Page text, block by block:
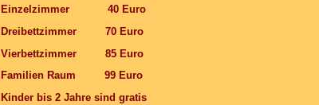
Einzelzimmer 40 Euro
Dreibettzimmer 70 Euro
Vierbettzimmer 85 Euro
Familien Raum 99 Euro
Kinder bis 2 Jahre sind gratis